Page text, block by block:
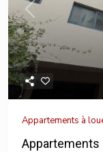
Previous
Appartements à
Appartements